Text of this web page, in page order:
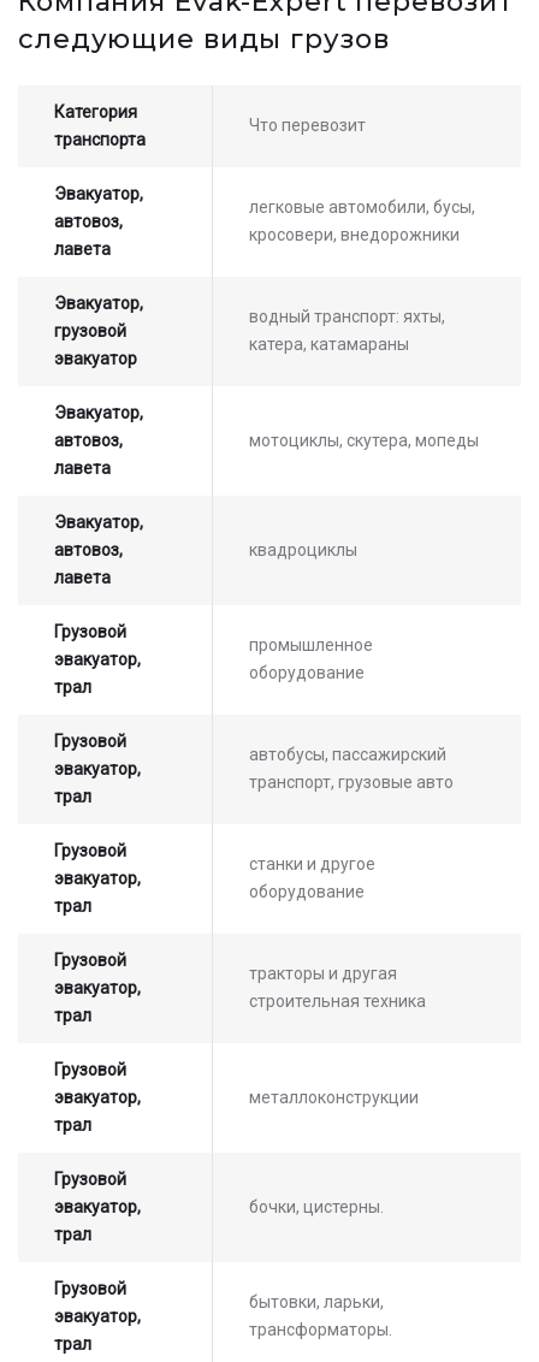
следующие виды грузов
Категория
транспорта
Что перевозит
Эвакуатор,
автовоз,
лавета
легковые автомобили, бусы,
кросовери, внедорожники
Эвакуатор,
грузовой
эвакуатор
водный транспорт: яхты,
катера, катамараны
Эвакуатор,
автовоз,
лавета
мотоциклы, скутера, мопеды
Эвакуатор,
автовоз,
лавета
квадроциклы
Грузовой
эвакуатор,
трал
промышленное
оборудование
Грузовой
эвакуатор,
трал
автобусы, пассажирский
транспорт, грузовые авто
Грузовой
эвакуатор,
трал
станки и другое
оборудование
Грузовой
эвакуатор,
трал
тракторы и другая
строительная техника
Грузовой
эвакуатор,
трал
металлоконструкции
Грузовой
эвакуатор,
трал
бочки, цистерны.
Грузовой
эвакуатор,
трал
бытовки, ларьки,
трансформаторы.
стоимости услуг с нашим
оператором